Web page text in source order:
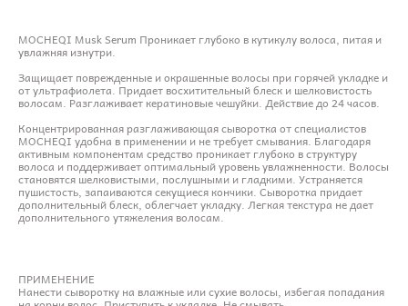
MOCHEQI Musk Serum Проникает глубоко в кутикулу волоса, питая и
увлажняя изнутри.
Защищает поврежденные и окрашенные волосы при горячей укладке и
от ультрафиолета. Придает восхитительный блеск и шелковистость
волосам. Разглаживает кератиновые чешуйки. Действие до 24 часов.
Концентрированная разглаживающая сыворотка от специалистов
MOCHEQI удобна в применении и не требует смывания. Благодаря
активным компонентам средство проникает глубоко в структуру
волоса и поддерживает оптимальный уровень увлажненности. Волосы
становятся шелковистыми, послушными и гладкими. Устраняется
пушистость, запаиваются секущиеся кончики. Сыворотка придает
дополнительный блеск, облегчает укладку. Легкая текстура не дает
дополнительного утяжеления волосам.
ПРИМЕНЕНИЕ
Нанести сыворотку на влажные или сухие волосы, избегая попадания